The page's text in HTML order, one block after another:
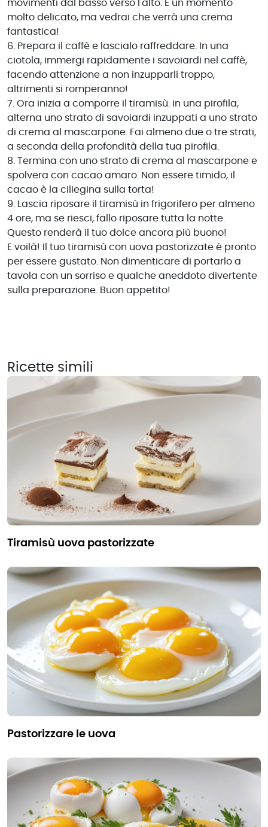
movimenti dal basso verso l'alto. È un momento
molto delicato, ma vedrai che verrà una crema
fantastica!
6. Prepara il caffè e lascialo raffreddare. In una
ciotola, immergi rapidamente i savoiardi nel caffè,
facendo attenzione a non inzupparli troppo,
altrimenti si romperanno!
7. Ora inizia a comporre il tiramisù: in una pirofila,
alterna uno strato di savoiardi inzuppati a uno strato
di crema al mascarpone. Fai almeno due o tre strati,
a seconda della profondità della tua pirofila.
8. Termina con uno strato di crema al mascarpone e
spolvera con cacao amaro. Non essere timido, il
cacao è la ciliegina sulla torta!
9. Lascia riposare il tiramisù in frigorifero per almeno
4 ore, ma se riesci, fallo riposare tutta la notte.
Questo renderà il tuo dolce ancora più buono!
E voilà! Il tuo tiramisù con uova pastorizzate è pronto
per essere gustato. Non dimenticare di portarlo a
tavola con un sorriso e qualche aneddoto divertente
sulla preparazione. Buon appetito!
Ricette simili
tiramisù uova pastorizzate
pastorizzare le uova